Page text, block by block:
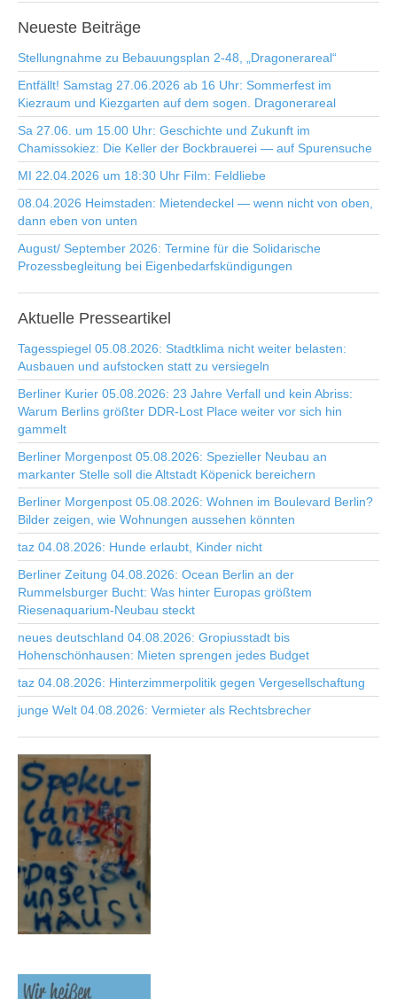
Neueste Beiträge
Stellungnahme zu Bebauungsplan 2-48, „Dragonerareal“
Entfällt! Samstag 27.06.2026 ab 16 Uhr: Sommerfest im
Kiezraum und Kiezgarten auf dem sogen. Dragonerareal
Sa 27.06. um 15.00 Uhr: Geschichte und Zukunft im
Chamissokiez: Die Keller der Bockbrauerei — auf Spurensuche
MI 22.04.2026 um 18:30 Uhr Film: Feldliebe
08.04.2026 Heimstaden: Mietendeckel — wenn nicht von oben,
dann eben von unten
August/ September 2026: Termine für die Solidarische
Prozessbegleitung bei Eigenbedarfskündigungen
Aktuelle Presseartikel
Tagesspiegel 05.08.2026: Stadtklima nicht weiter belasten:
Ausbauen und aufstocken statt zu versiegeln
Berliner Kurier 05.08.2026: 23 Jahre Verfall und kein Abriss:
Warum Berlins größter DDR-Lost Place weiter vor sich hin
gammelt
Berliner Morgenpost 05.08.2026: Spezieller Neubau an
markanter Stelle soll die Altstadt Köpenick bereichern
Berliner Morgenpost 05.08.2026: Wohnen im Boulevard Berlin?
Bilder zeigen, wie Wohnungen aussehen könnten
taz 04.08.2026: Hunde erlaubt, Kinder nicht
Berliner Zeitung 04.08.2026: Ocean Berlin an der
Rummelsburger Bucht: Was hinter Europas größtem
Riesenaquarium-Neubau steckt
neues deutschland 04.08.2026: Gropiusstadt bis
Hohenschönhausen: Mieten sprengen jedes Budget
taz 04.08.2026: Hinterzimmerpolitik gegen Vergesellschaftung
junge Welt 04.08.2026: Vermieter als Rechtsbrecher